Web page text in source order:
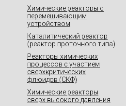
Химические реакторы с
перемешивающим
устройством
Каталитический реактор
(реактор проточного типа)
Реакторы химических
процессов с участием
сверхкритических
флюидов (СКФ)
Химические реакторы
сверх высокого давления